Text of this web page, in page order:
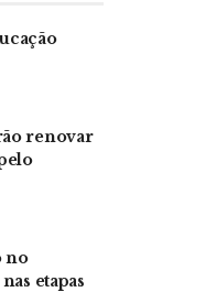
renovar
no
etapas